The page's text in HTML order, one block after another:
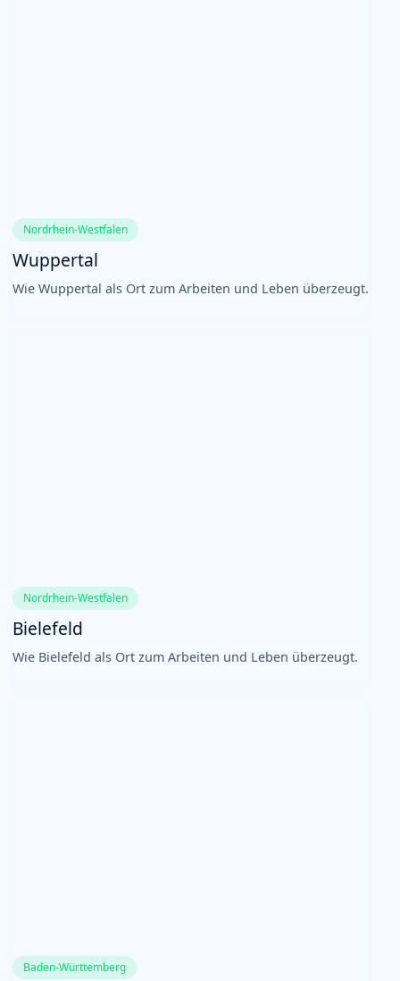
Nordrhein-Westfalen
Wuppertal
Wie Wuppertal als Ort zum Arbeiten und Leben überzeugt.
Nordrhein-Westfalen
Bielefeld
Wie Bielefeld als Ort zum Arbeiten und Leben überzeugt.
Baden-Württemberg